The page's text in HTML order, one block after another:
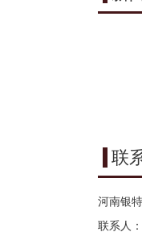
联
河南银
联系人